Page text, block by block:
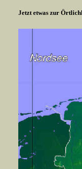
Jetzt etwas zur